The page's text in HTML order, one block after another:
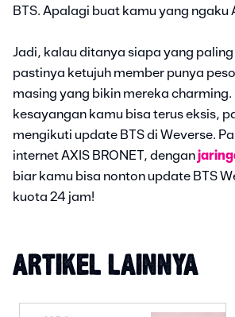
BTS. Apalagi buat kamu yang ngaku
Jadi, kalau ditanya siapa yang paling
pastinya ketujuh member punya
masing yang bikin mereka charming.
kesayangan kamu bisa terus eksis,
mengikuti update BTS di Weverse.
internet AXIS BRONET, dengan
biar kamu bisa nonton update BTS
kuota 24 jam!
ARTIKEL LAINNYA